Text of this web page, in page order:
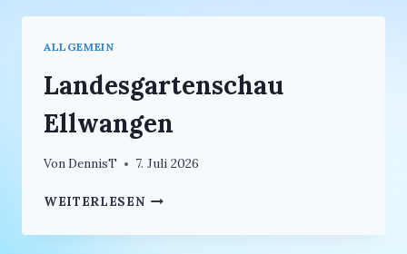
ALLGEMEIN
Landesgartenschau
Ellwangen
VonDennisT 7. Juli 2026
WEITERLESENLANDESGARTENSCHAU